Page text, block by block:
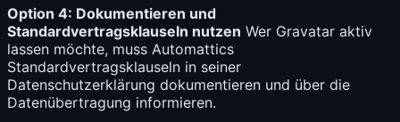
Option 4: Dokumentieren und
Standardvertragsklauseln nutzen Wer Gravatar aktiv
lassen möchte, muss Automattics
Standardvertragsklauseln in seiner
Datenschutzerklärung dokumentieren und über die
Datenübertragung informieren.